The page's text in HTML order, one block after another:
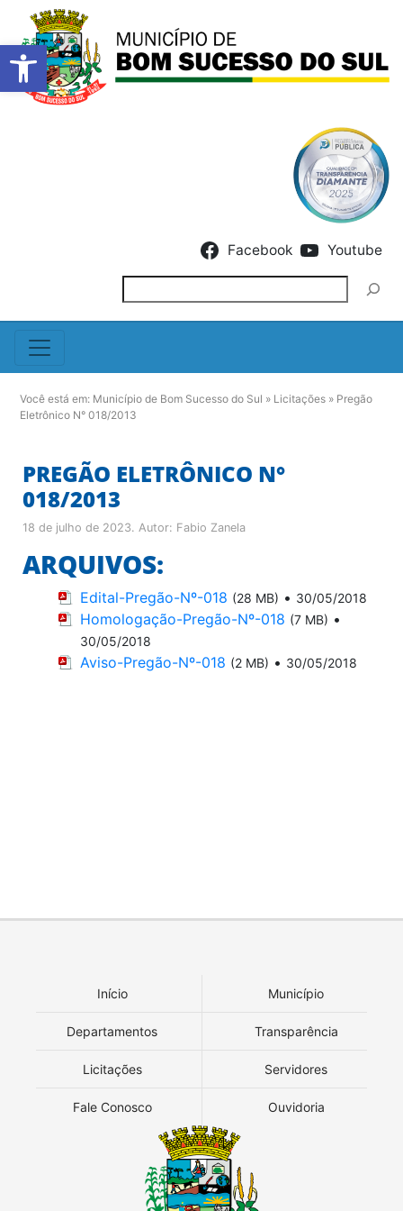
Barra de Ferramentas
Facebook Youtube
Você está em: Município de Bom Sucesso do Sul » Licitações » Pregão
Eletrônico N° 018/2013
PREGÃO ELETRÔNICO N°
018/2013
18 de julho de 2023. Autor: Fabio Zanela
ARQUIVOS:
Edital-Pregão-Nº-018 (28 MB) • 30/05/2018
Homologação-Pregão-Nº-018 (7 MB) •
30/05/2018
Aviso-Pregão-Nº-018 (2 MB) • 30/05/2018
Início Município
Departamentos Transparência
Licitações Servidores
Fale Conosco Ouvidoria